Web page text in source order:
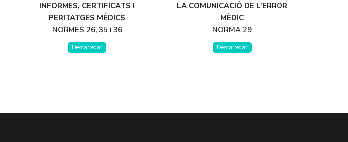
INFORMES, CERTIFICATS I
PERITATGES MÈDICS
NORMES 26, 35 i 36
Descarregar
LA COMUNICACIÓ DE L’ERROR
MÈDIC
NORMA 29
Descarregar